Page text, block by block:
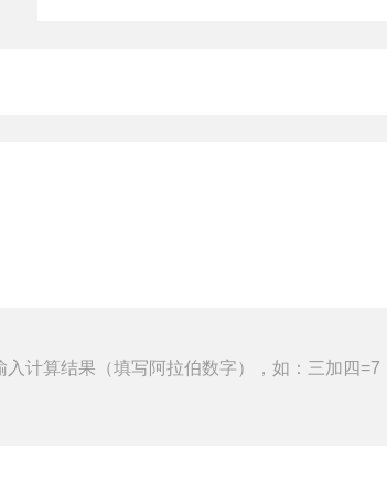
入计算结果（填写阿拉伯数字），如：三加四=7